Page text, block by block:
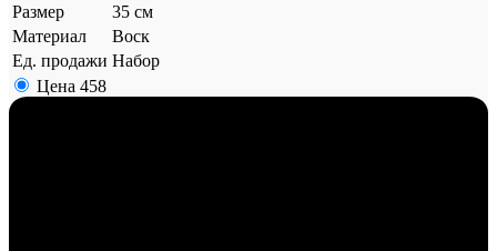
Размер
35 см
Материал
Воск
Ед. продажи Набор
Цена 458